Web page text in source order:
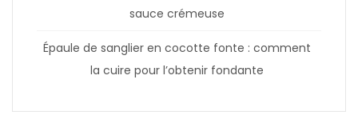
sauce crémeuse
Épaule de sanglier en cocotte fonte : comment
la cuire pour l’obtenir fondante